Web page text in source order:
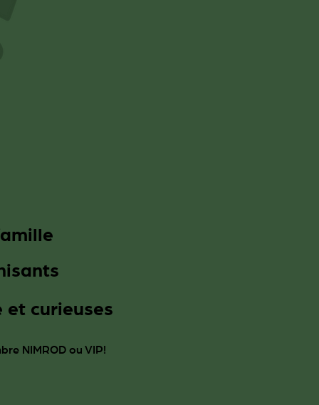
et curieuses
NIMROD ou VIP!